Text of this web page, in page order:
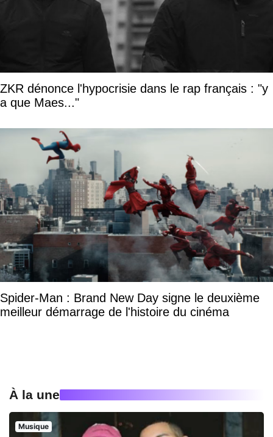
ZKR dénonce l'hypocrisie dans le rap français : "y
a que Maes..."
Spider-Man : Brand New Day signe le deuxième
meilleur démarrage de l'histoire du cinéma
À la une
Musique